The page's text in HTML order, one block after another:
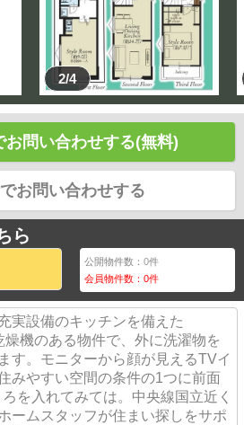
2/4
お問い合わせする(無料)
お問い合わせする
ら
公開物件数：0件
会員物件数：0件
実設備のキッチンを備えた
機のある物件で、外に洗濯物を
す。モニターから顔が見えるTVイ
みやすい空間の条件の1つに前面
を入れてみては。中央線国立近く
ームスタッフが住まい探しをサポ